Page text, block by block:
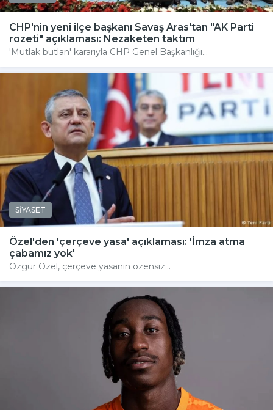
CHP'nin yeni ilçe başkanı Savaş Aras'tan "AK Parti
rozeti" açıklaması: Nezaketen taktım
'Mutlak butlan' kararıyla CHP Genel Başkanlığı...
SİYASET
Özel'den 'çerçeve yasa' açıklaması: 'İmza atma
çabamız yok'
Özgür Özel, çerçeve yasanın özensiz...